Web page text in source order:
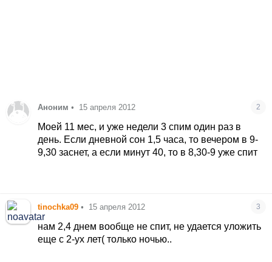
Аноним • 15 апреля 2012 2
Моей 11 мес, и уже недели 3 спим один раз в
день. Если дневной сон 1,5 часа, то вечером в 9-
9,30 заснет, а если минут 40, то в 8,30-9 уже спит
tinochka09 • 15 апреля 2012 3
нам 2,4 днем вообще не спит, не удается уложить
еще с 2-ух лет( только ночью..